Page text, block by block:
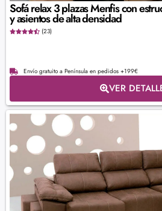
Sofá relax 3 plazas Menfis con
y asientos de alta densidad
(23)
Envío gratuito a Península en pedidos +199€
VER